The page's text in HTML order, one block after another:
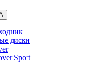
диски
Sport